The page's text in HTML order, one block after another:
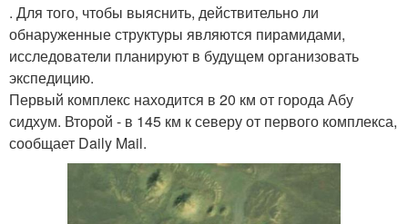
. Для того, чтобы выяснить, действительно ли
обнаруженные структуры являются пирамидами,
исследователи планируют в будущем организовать
экспедицию.
Первый комплекс находится в 20 км от города Абу
сидхум. Второй - в 145 км к северу от первого комплекса,
сообщает Daily Mail.